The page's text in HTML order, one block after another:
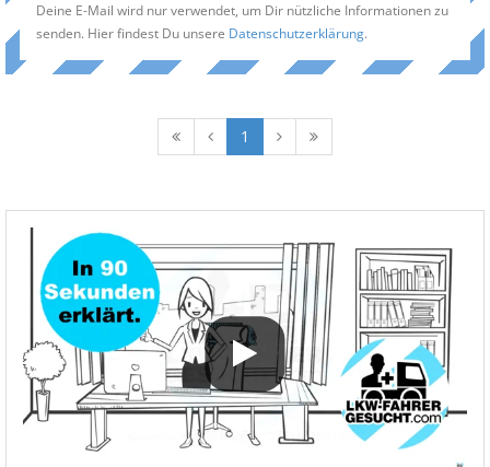
Deine E-Mail wird nur verwendet, um Dir nützliche Informationen zu
senden. Hier findest Du unsere Datenschutzerklärung.
1